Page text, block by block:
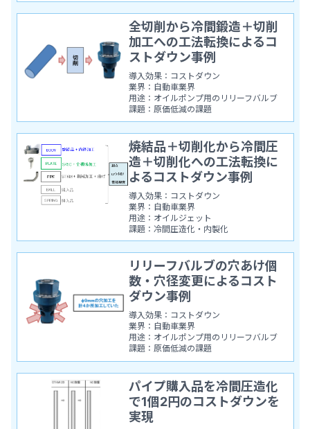
全切削から冷間鍛造＋切削
加工への工法転換によるコ
ストダウン事例
導入効果：コストダウン
業界：自動車業界
用途：オイルポンプ用のリリーフバルブ
課題：原価低減の課題
焼結品＋切削化から冷間圧
造＋切削化への工法転換に
よるコストダウン事例
導入効果：コストダウン
業界：自動車業界
用途：オイルジェット
課題：冷間圧造化・内製化
リリーフバルブの穴あけ個
数・穴径変更によるコスト
ダウン事例
導入効果：コストダウン
業界：自動車業界
用途：オイルポンプ用のリリーフバルブ
課題：原価低減の課題
パイプ購入品を冷間圧造化
で1個2円のコストダウンを
実現